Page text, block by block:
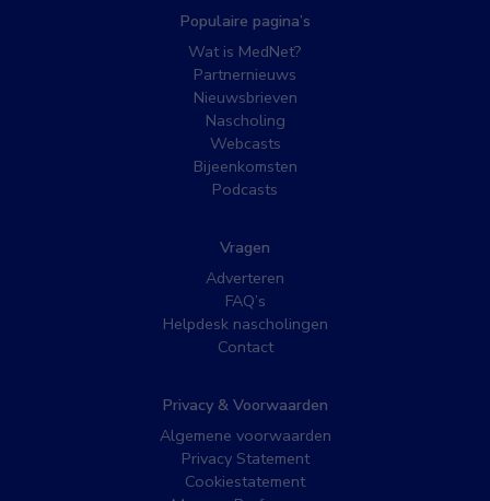
Populaire pagina’s
Wat is MedNet?
Partnernieuws
Nieuwsbrieven
Nascholing
Webcasts
Bijeenkomsten
Podcasts
Vragen
Adverteren
FAQ’s
Helpdesk nascholingen
Contact
Privacy & Voorwaarden
Algemene voorwaarden
Privacy Statement
Cookiestatement